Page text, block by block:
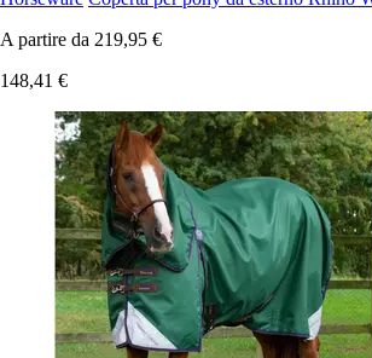
A partire da 219,95 €
148,41 €